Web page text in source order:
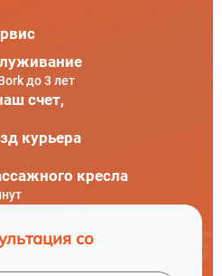
до 3 лет
счет,
курьера
кресла
со